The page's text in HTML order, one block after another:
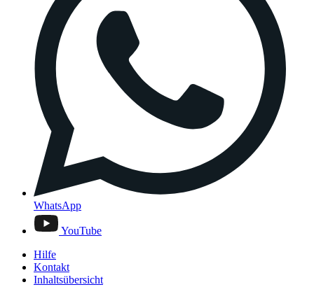
WhatsApp
YouTube
Hilfe
Kontakt
Inhaltsübersicht